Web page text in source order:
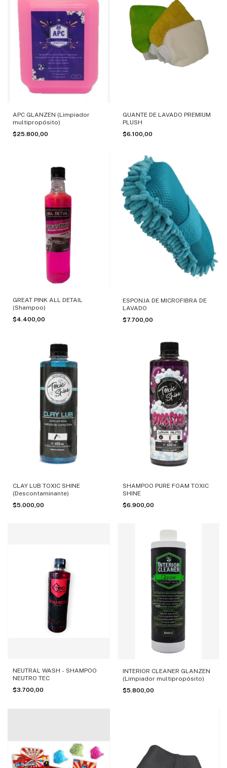
APC GLANZEN (Limpiador
multipropósito)
$25.800,00
GUANTE DE LAVADO PREMIUM
PLUSH
$6.100,00
GREAT PINK ALL DETAIL
(Shampoo)
$4.400,00
ESPONJA DE MICROFIBRA DE
LAVADO
$7.700,00
CLAY LUB TOXIC SHINE
(Descontaminante)
$5.000,00
SHAMPOO PURE FOAM TOXIC
SHINE
$6.900,00
NEUTRAL WASH - SHAMPOO
NEUTRO TEC
$3.700,00
INTERIOR CLEANER GLANZEN
(Limpiador multipropósito)
$5.800,00